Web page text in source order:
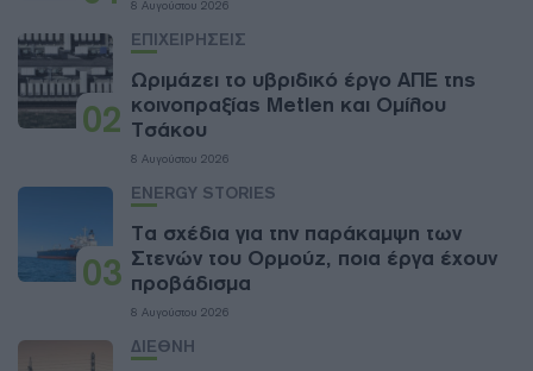
8 Αυγούστου 2026
02
ΕΠΙΧΕΙΡΗΣΕΙΣ
Ωριμάζει το υβριδικό έργο ΑΠΕ της
κοινοπραξίας Metlen και Ομίλου
Τσάκου
8 Αυγούστου 2026
03
ENERGY STORIES
Τα σχέδια για την παράκαμψη των
Στενών του Ορμούζ, ποια έργα έχουν
προβάδισμα
8 Αυγούστου 2026
ΔΙΕΘΝΗ